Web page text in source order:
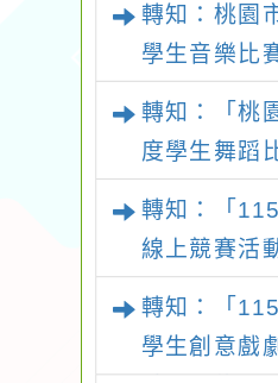
轉知：桃園
學生音樂比
轉知：「桃
度學生舞蹈
轉知：「
線上競賽活
轉知：「
學生創意戲